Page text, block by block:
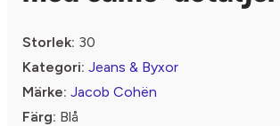
Storlek: 30
Kategori: Jeans & Byxor
Märke: Jacob Cohën
Färg: Blå